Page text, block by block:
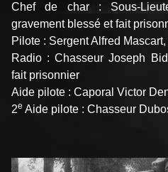
Chef de char : Sous-
gravement blessé et fait
Pilote : Sergent Alfred
Radio : Chasseur Joseph
fait prisonnier
Aide pilote : Caporal Victor
2e Aide pilote : Chasseur